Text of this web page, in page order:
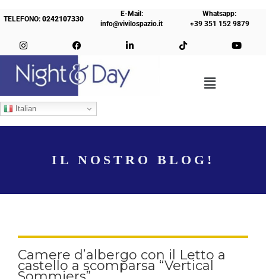
TELEFONO:0242107330
E-Mail:
info@vivilospazio.it
Whatsapp:
+39 351 152 9879
Italian
IL NOSTRO BLOG!
Camere d’albergo con il Letto a
castello a scomparsa “Vertical